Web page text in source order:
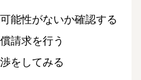
能性がないか確認する
請求を行う
をしてみる